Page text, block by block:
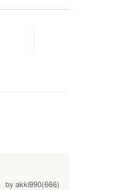
by akki990(666)